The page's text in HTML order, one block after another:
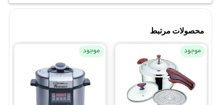
محصولات مرتبط
موجود موجود